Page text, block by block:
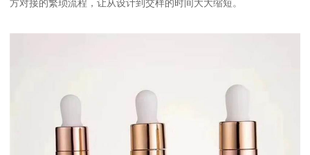
方对接的繁琐流程，让从设计到交样的时间大大缩短。